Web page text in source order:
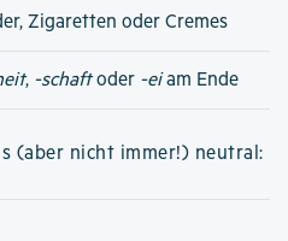
Zigaretten oder Cremes
, -schaftoder -eiam Ende
(aber nicht immer!) neutral: